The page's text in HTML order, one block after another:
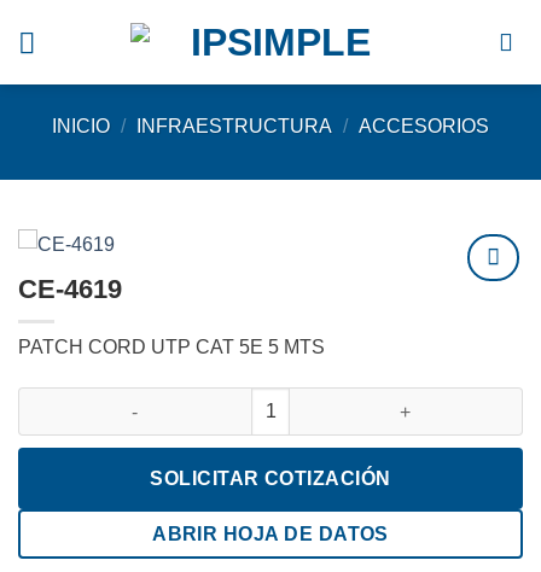
INICIO / INFRAESTRUCTURA / ACCESORIOS
CE-4619
PATCH CORD UTP CAT 5E 5 MTS
SOLICITAR COTIZACIÓN
ABRIR HOJA DE DATOS